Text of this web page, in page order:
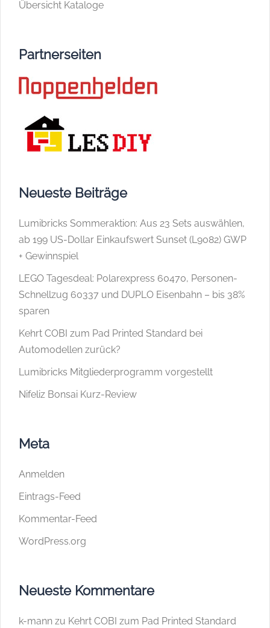
Übersicht Kataloge
Partnerseiten
Neueste Beiträge
Lumibricks Sommeraktion: Aus 23 Sets auswählen,
ab 199 US-Dollar Einkaufswert Sunset (L9082) GWP
+ Gewinnspiel
LEGO Tagesdeal: Polarexpress 60470, Personen-
Schnellzug 60337 und DUPLO Eisenbahn – bis 38%
sparen
Kehrt COBI zum Pad Printed Standard bei
Automodellen zurück?
Lumibricks Mitgliederprogramm vorgestellt
Nifeliz Bonsai Kurz-Review
Meta
Anmelden
Eintrags-Feed
Kommentar-Feed
WordPress.org
Neueste Kommentare
k-mann zu Kehrt COBI zum Pad Printed Standard